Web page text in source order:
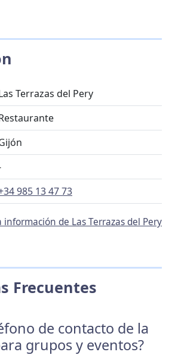
Terrazas del Pery
985 13 47 73
información de Las Terrazas del Pery
Frecuentes
de contacto de la
grupos y eventos?